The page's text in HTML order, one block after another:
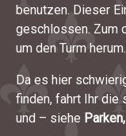
benutzen. Dieser
geschlossen. Zum
um den Turm herum.
Da es hier
finden, fahrt Ihr die
und – siehe